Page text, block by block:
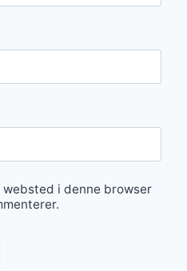
websted i denne browser